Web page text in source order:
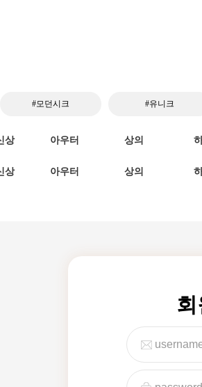
#모던시크 #유니크
상 아우터 상의
상 아우터 상의